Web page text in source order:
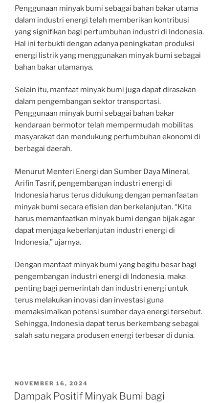
Penggunaan minyak bumi sebagai bahan bakar utama
dalam industri energi telah memberikan kontribusi
yang signifikan bagi pertumbuhan industri di Indonesia.
Hal ini terbukti dengan adanya peningkatan produksi
energi listrik yang menggunakan minyak bumi sebagai
bahan bakar utamanya.
Selain itu, manfaat minyak bumi juga dapat dirasakan
dalam pengembangan sektor transportasi.
Penggunaan minyak bumi sebagai bahan bakar
kendaraan bermotor telah mempermudah mobilitas
masyarakat dan mendukung pertumbuhan ekonomi di
berbagai daerah.
Menurut Menteri Energi dan Sumber Daya Mineral,
Arifin Tasrif, pengembangan industri energi di
Indonesia harus terus didukung dengan pemanfaatan
minyak bumi secara efisien dan berkelanjutan. “Kita
harus memanfaatkan minyak bumi dengan bijak agar
dapat menjaga keberlanjutan industri energi di
Indonesia,” ujarnya.
Dengan manfaat minyak bumi yang begitu besar bagi
pengembangan industri energi di Indonesia, maka
penting bagi pemerintah dan industri energi untuk
terus melakukan inovasi dan investasi guna
memaksimalkan potensi sumber daya energi tersebut.
Sehingga, Indonesia dapat terus berkembang sebagai
salah satu negara produsen energi terbesar di dunia.
POSTED
ON
NOVEMBER 16, 2024
Dampak Positif Minyak Bumi bagi